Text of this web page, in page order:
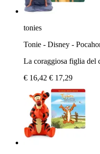
tonies
Tonie - Disney -
La coraggiosa figlia del
€ 16,42 € 17,29